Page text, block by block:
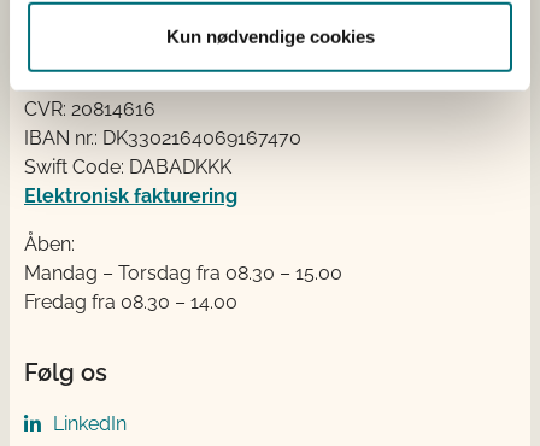
Kun nødvendige cookies
mail@sgav.dk
EAN: 5798000893016
CVR: 20814616
IBAN nr.: DK3302164069167470
Swift Code: DABADKKK
Elektronisk fakturering
Åben:
Mandag – Torsdag fra 08.30 – 15.00
Fredag fra 08.30 – 14.00
Følg os
LinkedIn